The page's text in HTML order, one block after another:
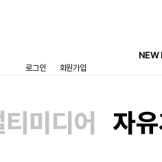
한 8년한다음 우풀백돌려야할듯
같음
NEW
로그인 회원가입
티미디어 자